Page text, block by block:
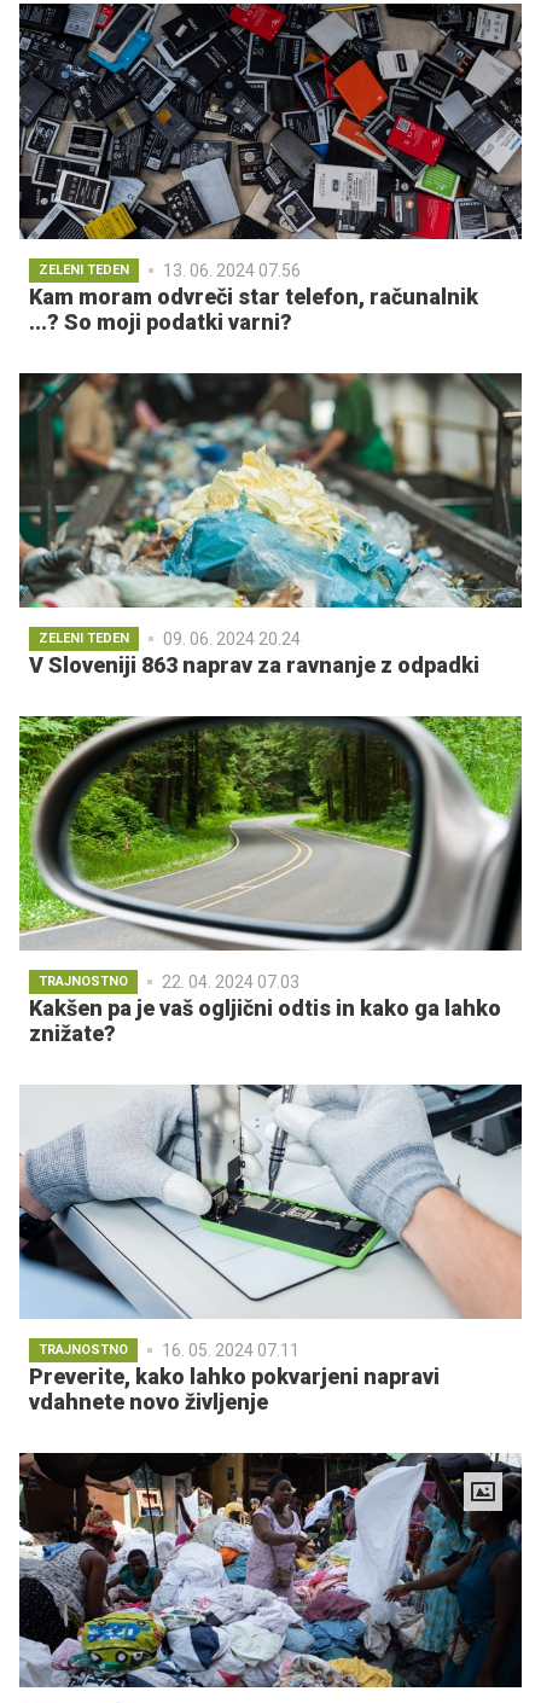
ZELENI TEDEN 13. 06. 2024 07.56
Kam moram odvreči star telefon, računalnik
...? So moji podatki varni?
ZELENI TEDEN 09. 06. 2024 20.24
V Sloveniji 863 naprav za ravnanje z odpadki
TRAJNOSTNO 22. 04. 2024 07.03
Kakšen pa je vaš ogljični odtis in kako ga lahko
znižate?
TRAJNOSTNO 16. 05. 2024 07.11
Preverite, kako lahko pokvarjeni napravi
vdahnete novo življenje